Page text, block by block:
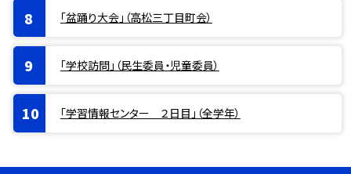
「盆踊り大会」（高松三丁目町会）
「学校訪問」（民生委員・児童委員）
「学習情報センター ２日目」（全学年）